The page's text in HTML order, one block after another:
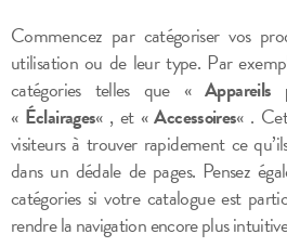
Commencez par catégoriser vos
utilisation ou de leur type. Par
catégories telles que «Appareils
« Éclairages« , et «Accessoires« .
visiteurs à trouver rapidement ce
dans un dédale de pages. Pensez
catégories si votre catalogue est
rendre la navigation encore plus